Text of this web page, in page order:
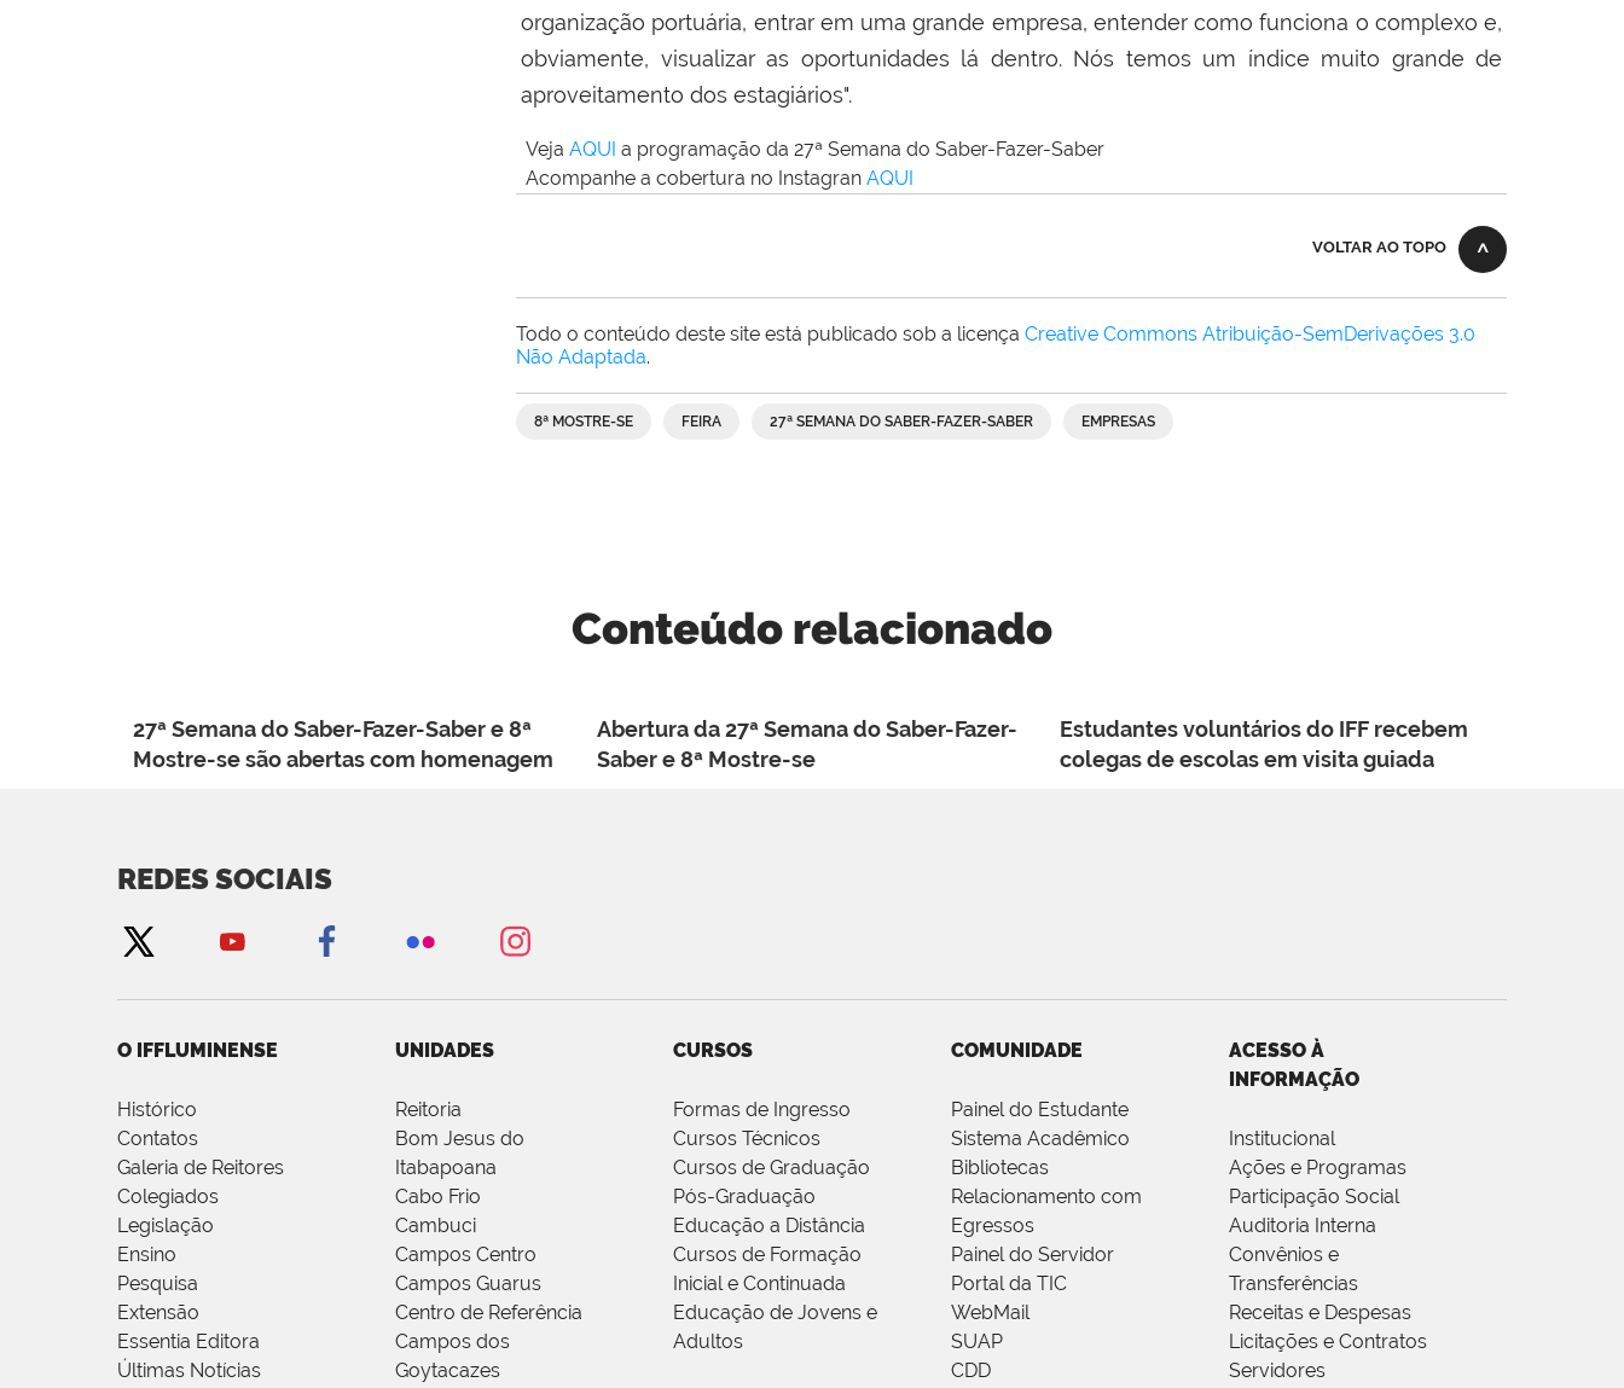
organização portuária, entrar em uma grande empresa, entender como funciona o complexo e,
obviamente, visualizar as oportunidades lá dentro. Nós temos um índice muito grande de
aproveitamento dos estagiários".
Veja AQUI a programação da 27ª Semana do Saber-Fazer-Saber
Acompanhe a cobertura no Instagran AQUI
VOLTAR AO TOPO
Todo o conteúdo deste site está publicado sob a licença Creative Commons Atribuição-SemDerivações 3.0
Não Adaptada.
8ª MOSTRE-SE FEIRA 27ª SEMANA DO SABER-FAZER-SABER EMPRESAS
Conteúdo relacionado
27ª Semana do Saber-Fazer-Saber e 8ª
Mostre-se são abertas com homenagem
Abertura da 27ª Semana do Saber-Fazer-
Saber e 8ª Mostre-se
Estudantes voluntários do IFF recebem
colegas de escolas em visita guiada
REDES SOCIAIS
O IFFLUMINENSE
Histórico
Contatos
Galeria de Reitores
Colegiados
Legislação
Ensino
Pesquisa
Extensão
Essentia Editora
Últimas Notícias
UNIDADES
Reitoria
Bom Jesus do
Itabapoana
Cabo Frio
Cambuci
Campos Centro
Campos Guarus
Centro de Referência
Campos dos
Goytacazes
CURSOS
Formas de Ingresso
Cursos Técnicos
Cursos de Graduação
Pós-Graduação
Educação a Distância
Cursos de Formação
Inicial e Continuada
Educação de Jovens e
Adultos
COMUNIDADE
Painel do Estudante
Sistema Acadêmico
Bibliotecas
Relacionamento com
Egressos
Painel do Servidor
Portal da TIC
WebMail
SUAP
CDD
ACESSO À
INFORMAÇÃO
Institucional
Ações e Programas
Participação Social
Auditoria Interna
Convênios e
Transferências
Receitas e Despesas
Licitações e Contratos
Servidores